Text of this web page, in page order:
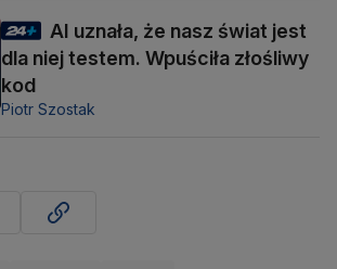
AI uznała, że nasz świat jest
dla niej testem. Wpuściła złośliwy
kod
Piotr Szostak